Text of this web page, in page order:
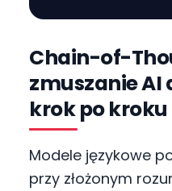
Chain-of-
zmuszanie AI
krok po kroku
Modele językowe
przy złożonym